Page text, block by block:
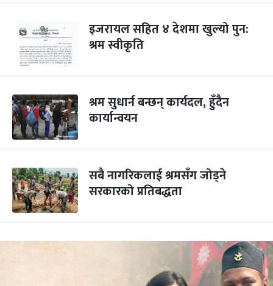
इजरायल सहित ४ देशमा खुल्यो पुन:
श्रम स्वीकृति
श्रम सुधार्न बन्छन् कार्यदल, हुँदैन
कार्यान्वयन
सबै नागरिकलाई श्रमसँग जोड्ने
सरकारको प्रतिबद्धता